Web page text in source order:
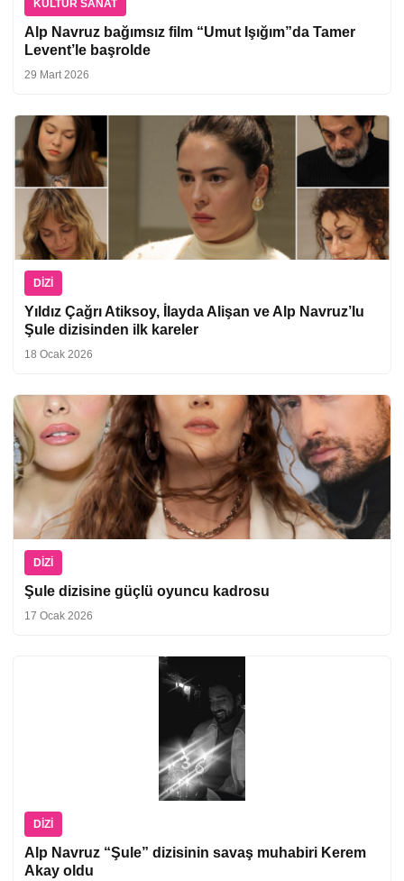
KÜLTÜR SANAT
Alp Navruz bağımsız film “Umut Işığım”da Tamer
Levent’le başrolde
29 Mart 2026
DIZI
Yıldız Çağrı Atiksoy, İlayda Alişan ve Alp Navruz’lu
Şule dizisinden ilk kareler
18 Ocak 2026
DIZI
Şule dizisine güçlü oyuncu kadrosu
17 Ocak 2026
DIZI
Alp Navruz “Şule” dizisinin savaş muhabiri Kerem
Akay oldu